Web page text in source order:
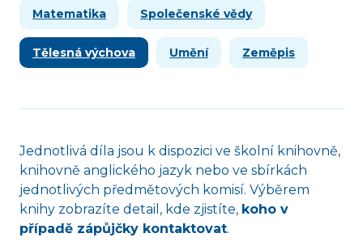
Matematika Společenské vědy
Tělesná výchova Umění Zeměpis
Jednotlivá díla jsou k dispozici ve školní knihovně,
knihovně anglického jazyk nebo ve sbírkách
jednotlivých předmětových komisí. Výběrem
knihy zobrazíte detail, kde zjistíte, koho v
případě zápůjčky kontaktovat.